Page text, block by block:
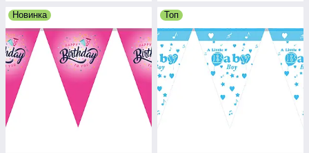
Новинка Топ